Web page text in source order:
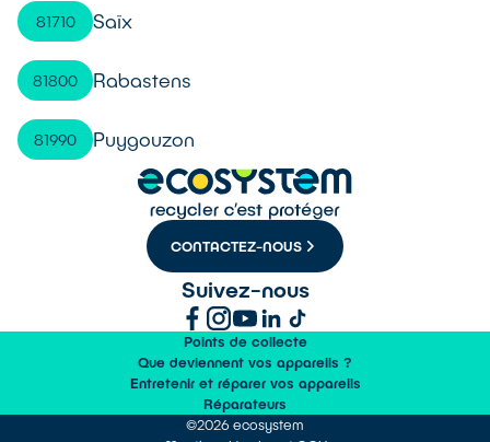
81710 Saïx
81800 Rabastens
81990 Puygouzon
CONTACTEZ-NOUS
Suivez-nous
Points de collecte
Que deviennent vos appareils ?
Entretenir et réparer vos appareils
Réparateurs
©2026 ecosystem